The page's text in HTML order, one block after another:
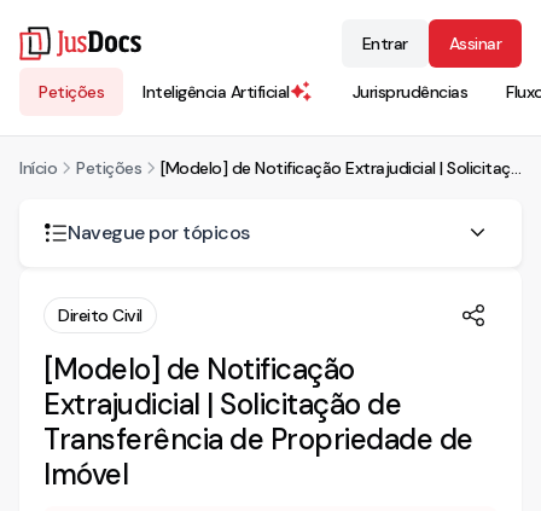
Petições Inteligência Artificial Jurisprudências
Entrar Assinar
Início Petições [Modelo] de Notificação Extrajudicial | Solicitação de Transferência de Propriedade de Imóvel
Navegue por tópicos
NOTIFICAÇÃO EXTRAJUDICIAL
Direito Civil
[Modelo] de Notificação
Extrajudicial | Solicitação de
Transferência de Propriedade de
Imóvel